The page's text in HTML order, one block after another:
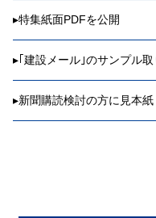
▸特集紙面PDFを公開
▸ ｢建設メール｣のサンプル
▸新聞購読検討の方に見本紙